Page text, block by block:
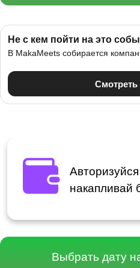
накапливай
Выбрать дату
Расписание